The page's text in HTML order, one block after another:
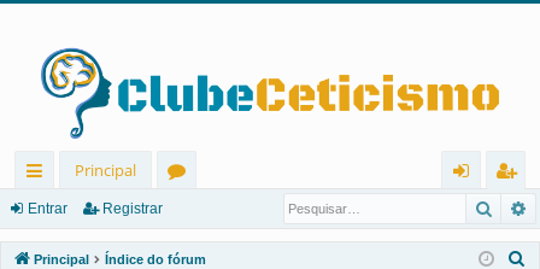
in
ks
Principal
u
ra
eg
ist
Entrar Registrar
Principal Índice do fórum